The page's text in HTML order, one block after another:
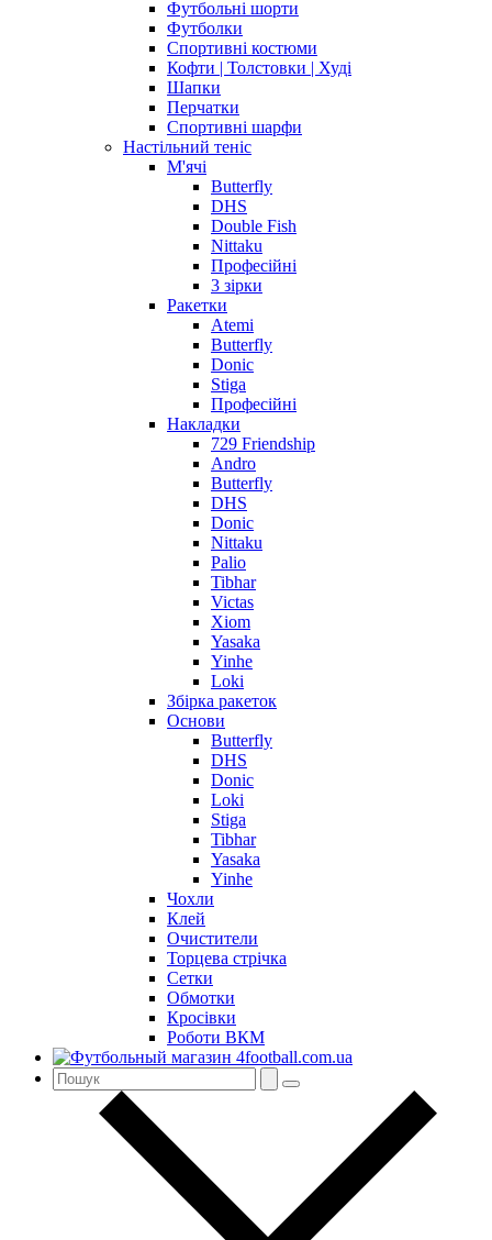
Футбольні шорти
Футболки
Спортивні костюми
Кофти | Толстовки | Худі
Шапки
Перчатки
Спортивні шарфи
Настільний теніс
М'ячі
Butterfly
DHS
Double Fish
Nittaku
Професійні
3 зірки
Ракетки
Atemi
Butterfly
Donic
Stiga
Професійні
Накладки
729 Friendship
Andro
Butterfly
DHS
Donic
Nittaku
Palio
Tibhar
Victas
Xiom
Yasaka
Yinhe
Loki
Збірка ракеток
Основи
Butterfly
DHS
Donic
Loki
Stiga
Tibhar
Yasaka
Yinhe
Чохли
Клей
Очистители
Торцева стрічка
Сетки
Обмотки
Кросівки
Роботи ВКМ